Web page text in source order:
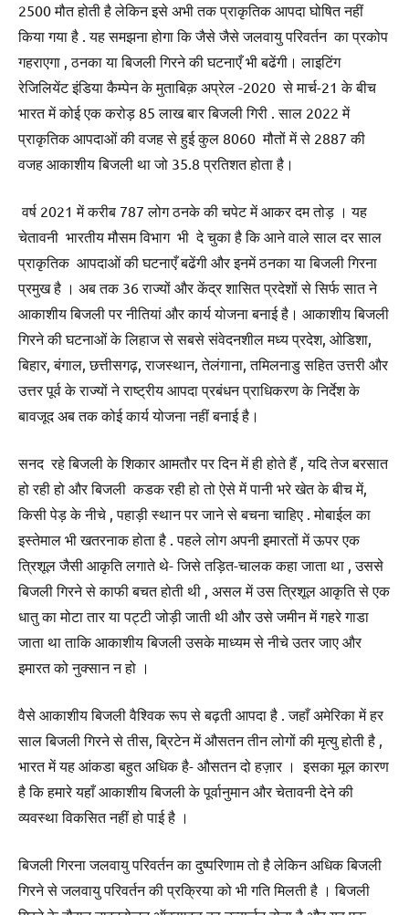
2500 मौत होती है लेकिन इसे अभी तक प्राकृतिक आपदा घोषित नहीं
किया गया है . यह समझना होगा कि जैसे जैसे जलवायु परिवर्तन का प्रकोप
गहराएगा , ठनका या बिजली गिरने की घटनाएँ भी बढेंगी। लाइटिंग
रेजिलियेंट इंडिया कैम्पेन के मुताबिक़ अप्रेल -2020 से मार्च-21 के बीच
भारत में कोई एक करोड़ 85 लाख बार बिजली गिरी . साल 2022 में
प्राकृतिक आपदाओं की वजह से हुई कुल 8060 मौतों में से 2887 की
वजह आकाशीय बिजली था जो 35.8 प्रतिशत होता है।
वर्ष 2021 में करीब 787 लोग ठनके की चपेट में आकर दम तोड़ । यह
चेतावनी भारतीय मौसम विभाग भी दे चुका है कि आने वाले साल दर साल
प्राकृतिक आपदाओं की घटनाएँ बढेंगी और इनमें ठनका या बिजली गिरना
प्रमुख है । अब तक 36 राज्यों और केंद्र शासित प्रदेशों से सिर्फ सात ने
आकाशीय बिजली पर नीतियां और कार्य योजना बनाई है। आकाशीय बिजली
गिरने की घटनाओं के लिहाज से सबसे संवेदनशील मध्य प्रदेश, ओडिशा,
बिहार, बंगाल, छत्तीसगढ़, राजस्थान, तेलंगाना, तमिलनाडु सहित उत्तरी और
उत्तर पूर्व के राज्यों ने राष्ट्रीय आपदा प्रबंधन प्राधिकरण के निर्देश के
बावजूद अब तक कोई कार्य योजना नहीं बनाई है।
सनद रहे बिजली के शिकार आमतौर पर दिन में ही होते हैं , यदि तेज बरसात
हो रही हो और बिजली कडक रही हो तो ऐसे में पानी भरे खेत के बीच में,
किसी पेड़ के नीचे , पहाड़ी स्थान पर जाने से बचना चाहिए . मोबाईल का
इस्तेमाल भी खतरनाक होता है . पहले लोग अपनी इमारतों में ऊपर एक
त्रिशूल जैसी आकृति लगाते थे- जिसे तड़ित-चालक कहा जाता था , उससे
बिजली गिरने से काफी बचत होती थी , असल में उस त्रिशूल आकृति से एक
धातु का मोटा तार या पट्टी जोड़ी जाती थी और उसे जमीन में गहरे गाडा
जाता था ताकि आकाशीय बिजली उसके माध्यम से नीचे उतर जाए और
इमारत को नुक्सान न हो ।
वैसे आकाशीय बिजली वैश्विक रूप से बढ़ती आपदा है . जहाँ अमेरिका में हर
साल बिजली गिरने से तीस, ब्रिटेन में औसतन तीन लोगों की मृत्यु होती है ,
भारत में यह आंकडा बहुत अधिक है- औसतन दो हज़ार । इसका मूल कारण
है कि हमारे यहाँ आकाशीय बिजली के पूर्वानुमान और चेतावनी देने की
व्यवस्था विकसित नहीं हो पाई है ।
बिजली गिरना जलवायु परिवर्तन का दुष्परिणाम तो है लेकिन अधिक बिजली
गिरने से जलवायु परिवर्तन की प्रक्रिया को भी गति मिलती है । बिजली